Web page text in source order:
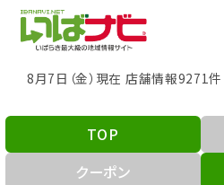
8月7日（金）現在 店舗情報9271
TOP
クーポン